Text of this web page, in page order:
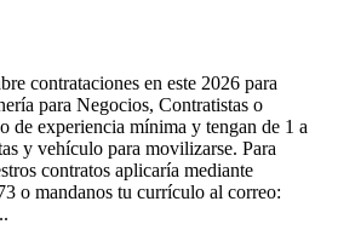
contrataciones en este 2026 para
para Negocios, Contratistas o
de experiencia mínima y tengan de 1 a
y vehículo para movilizarse. Para
contratos aplicaría mediante
o mandanos tu currículo al correo: